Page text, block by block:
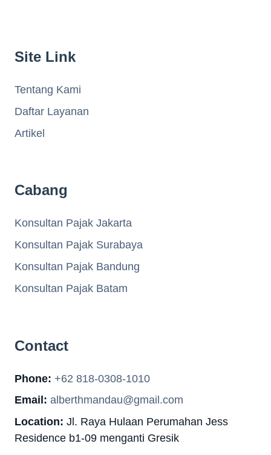
Site Link
Tentang Kami
Daftar Layanan
Artikel
Cabang
Konsultan Pajak Jakarta
Konsultan Pajak Surabaya
Konsultan Pajak Bandung
Konsultan Pajak Batam
Contact
Phone: +62 818-0308-1010
Email: alberthmandau@gmail.com
Location: Jl. Raya Hulaan Perumahan Jess
Residence b1-09 menganti Gresik